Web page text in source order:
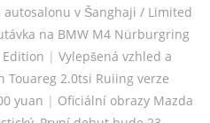
autosalonu v Šanghaji / Limited
na BMW M4 Nürburgring
| Vylepšená vzhled a
Touareg 2.0tsi Ruiing verze
yuan | Oficiální obrazy Mazda